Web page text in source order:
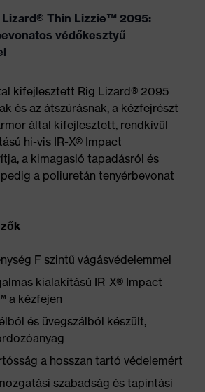
Thin Lizzie™ 2095:
védőkesztyű
kifejlesztett Rig Lizard® 2095
és az átszúrásnak, a kézfejrészt
által kifejlesztett, rendkívül
hi-vis IR-X® Impact
a kimagasló tapadásról és
a poliuretán tenyérbevonat
F szintű vágásvédelemmel
kialakítású IR-X® Impact
a kézfejen
és üvegszálból készült,
a hosszan tartó védelemért
szabadság és tapintási